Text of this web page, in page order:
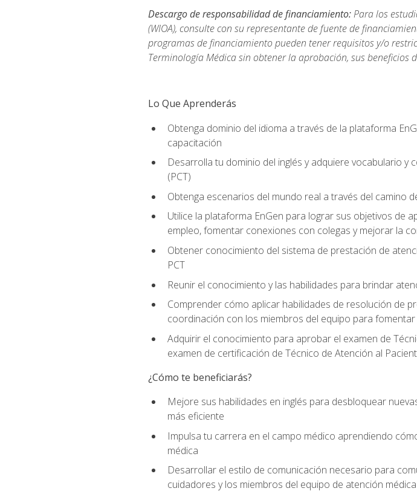
Descargo de responsabilidad de financiamiento:Para los
(WIOA), consulte con su representante de fuente de
programas de financiamiento pueden tener requisitos y/o
Terminología Médica sin obtener la aprobación, sus beneficios
Lo Que Aprenderás
Obtenga dominio del idioma a través de la plataforma
capacitación
Desarrolla tu dominio del inglés y adquiere vocabulario
(PCT)
Obtenga escenarios del mundo real a través del camino
Utilice la plataforma EnGen para lograr sus objetivos de
empleo, fomentar conexiones con colegas y mejorar la
Obtener conocimiento del sistema de prestación de
PCT
Reunir el conocimiento y las habilidades para brindar
Comprender cómo aplicar habilidades de resolución de
coordinación con los miembros del equipo para
Adquirir el conocimiento para aprobar el examen de
examen de certificación de Técnico de Atención al
¿Cómo te beneficiarás?
Mejore sus habilidades en inglés para desbloquear
más eficiente
Impulsa tu carrera en el campo médico aprendiendo
médica
Desarrollar el estilo de comunicación necesario para
cuidadores y los miembros del equipo de atención médica